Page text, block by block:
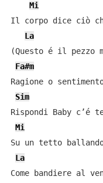
Mi
Il corpo dice ciò
La
(Questo é il pezzo
Fa#m
Ragione o
Sim
Rispondi Baby c’é
Mi
Su un tetto
La